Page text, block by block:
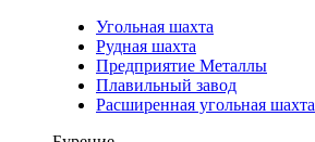
Угольная шахта
Рудная шахта
Предприятие Металлы
Плавильный завод
Расширенная угольная шахта